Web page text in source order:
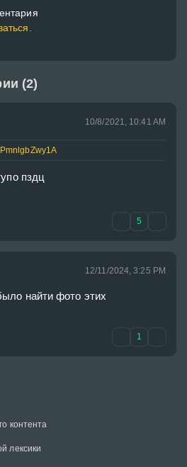
контента
лексики
(2)
10/8/2021, 10:41 AM
PmnlgbZwy1A
5
12/11/2024, 3:25 PM
найти фото этих
1